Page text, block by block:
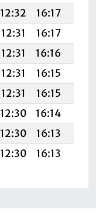
12:32 16:17
12:31 16:17
12:31 16:16
12:31 16:15
12:31 16:15
12:30 16:14
12:30 16:13
12:30 16:13